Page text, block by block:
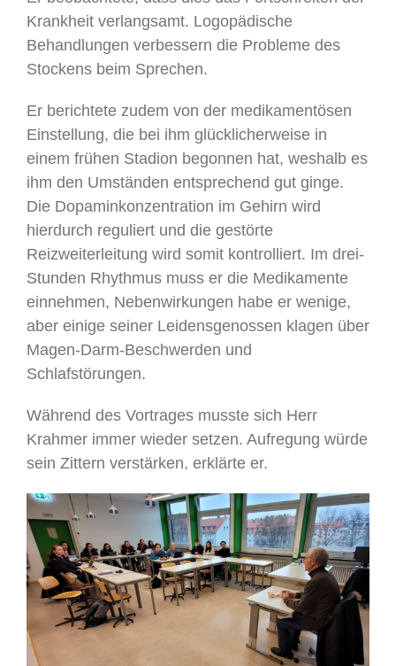
Krankheit verlangsamt. Logopädische
Behandlungen verbessern die Probleme des
Stockens beim Sprechen.
Er berichtete zudem von der medikamentösen
Einstellung, die bei ihm glücklicherweise in
einem frühen Stadion begonnen hat, weshalb es
ihm den Umständen entsprechend gut ginge.
Die Dopaminkonzentration im Gehirn wird
hierdurch reguliert und die gestörte
Reizweiterleitung wird somit kontrolliert. Im drei-
Stunden Rhythmus muss er die Medikamente
einnehmen, Nebenwirkungen habe er wenige,
aber einige seiner Leidensgenossen klagen über
Magen-Darm-Beschwerden und
Schlafstörungen.
Während des Vortrages musste sich Herr
Krahmer immer wieder setzen. Aufregung würde
sein Zittern verstärken, erklärte er.